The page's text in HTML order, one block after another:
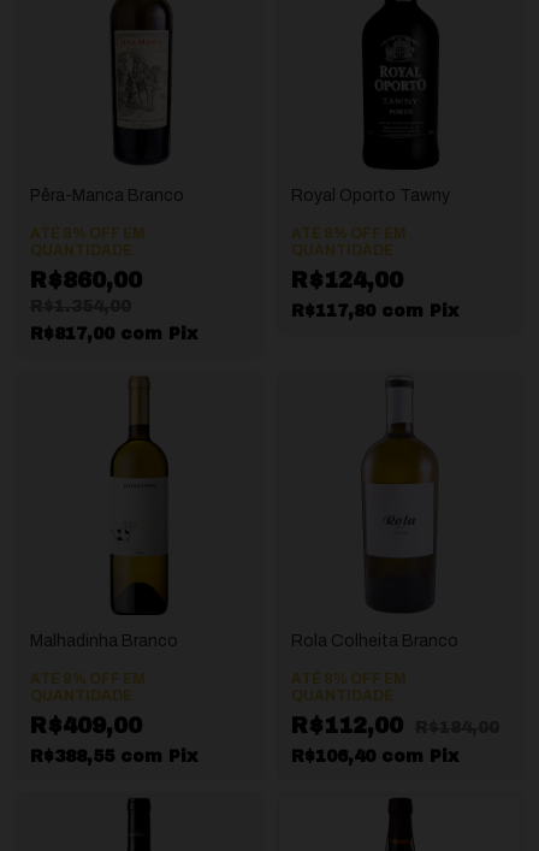
Pêra-Manca Branco
ATÉ 8% OFF EM
QUANTIDADE
R$860,00
R$817,00 com Pix
Royal Oporto Tawny
ATÉ 8% OFF EM
QUANTIDADE
R$124,00
R$117,80 com Pix
Malhadinha Branco
ATÉ 8% OFF EM
QUANTIDADE
R$409,00
R$388,55 com Pix
Rola Colheita Branco
ATÉ 8% OFF EM
QUANTIDADE
R$112,00
R$106,40 com Pix